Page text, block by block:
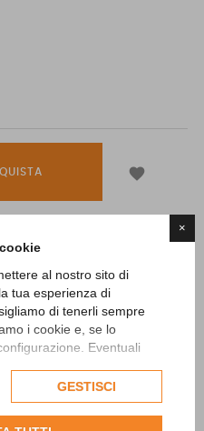
×
al nostro sito di
tua esperienza di
di tenerli sempre
i cookie e, se lo
Eventuali
del consenso
GESTISCI

da proteggere e ripensare,
da condividere) è l’oggetto
Program 2011 del PAV.
l’ambiente, così come
uomo, tracciano attraverso le